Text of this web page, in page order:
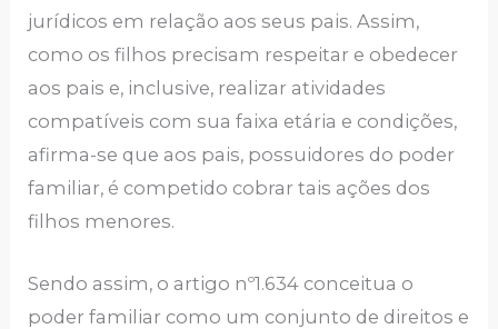
jurídicos em relação aos seus pais. Assim,
como os filhos precisam respeitar e obedecer
aos pais e, inclusive, realizar atividades
compatíveis com sua faixa etária e condições,
afirma-se que aos pais, possuidores do poder
familiar, é competido cobrar tais ações dos
filhos menores.
Sendo assim, o artigo nº1.634 conceitua o
poder familiar como um conjunto de direitos e